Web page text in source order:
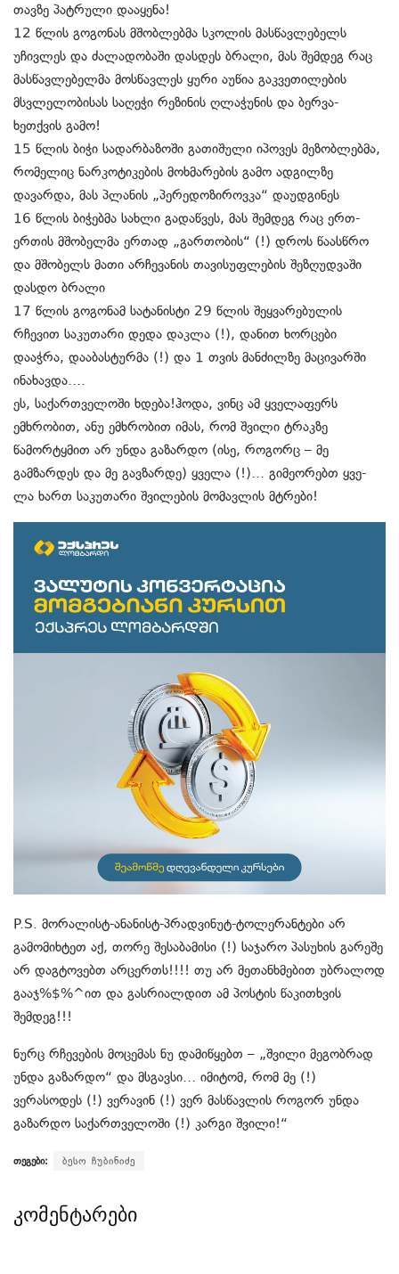
თავზე პატრული დააყენა!
12 წლის გოგონას მშობლებმა სკოლის მასწავლებელს
უჩივლეს და ძალადობაში დასდეს ბრალი, მას შემდეგ რაც
მასწავლებელმა მოსწავლეს ყური აუწია გაკვეთილების
მსვლელობისას საღეჭი რეზინის ღლაჭუნის და ბერვა-
ხეთქვის გამო!
15 წლის ბიჭი სადარბაზოში გათიშული იპოვეს მეზობლებმა,
რომელიც ნარკოტიკების მოხმარების გამო ადგილზე
დავარდა, მას პლანის „პერედოზიროვკა“ დაუდგინეს
16 წლის ბიჭებმა სახლი გადაწვეს, მას შემდეგ რაც ერთ-
ერთის მშობელმა ერთად „გართობის“ (!) დროს წაასწრო
და მშობელს მათი არჩევანის თავისუფლების შეზღუდვაში
დასდო ბრალი
17 წლის გოგონამ სატანისტი 29 წლის შეყვარებულის
რჩევით საკუთარი დედა დაკლა (!), დანით ხორცები
დააჭრა, დააბასტურმა (!) და 1 თვის მანძილზე მაცივარში
ინახავდა….
ეს, საქართველოში ხდება!ჰოდა, ვინც ამ ყველაფერს
ემხრობით, ანუ ემხრობით იმას, რომ შვილი ტრაკზე
წამორტყმით არ უნდა გაზარდო (ისე, როგორც – მე
გამზარდეს და მე გავზარდე) ყველა (!)… გიმეორებთ ყვე-
ლა ხართ საკუთარი შვილების მომავლის მტრები!
P.S. მორალისტ-ანანისტ-პრადვინუტ-ტოლერანტები არ
გამომიხტეთ აქ, თორე შესაბამისი (!) საჯარო პასუხის გარეშე
არ დაგტოვებთ არცერთს!!!! თუ არ მეთანხმებით უბრალოდ
გააჯ%$%^ით და გასრიალდით ამ პოსტის წაკითხვის
შემდეგ!!!
ნურც რჩევების მოცემას ნუ დამიწყებთ – „შვილი მეგობრად
უნდა გაზარდო“ და მსგავსი… იმიტომ, რომ მე (!)
ვერასოდეს (!) ვერავინ (!) ვერ მასწავლის როგორ უნდა
გაზარდო საქართველოში (!) კარგი შვილი!“
თეგები: ბესო ჩუბინიძე
კომენტარები